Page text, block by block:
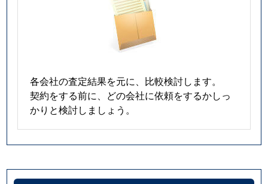
各会社の査定結果を元に、比較検討します。
契約をする前に、どの会社に依頼をするかしっ
かりと検討しましょう。